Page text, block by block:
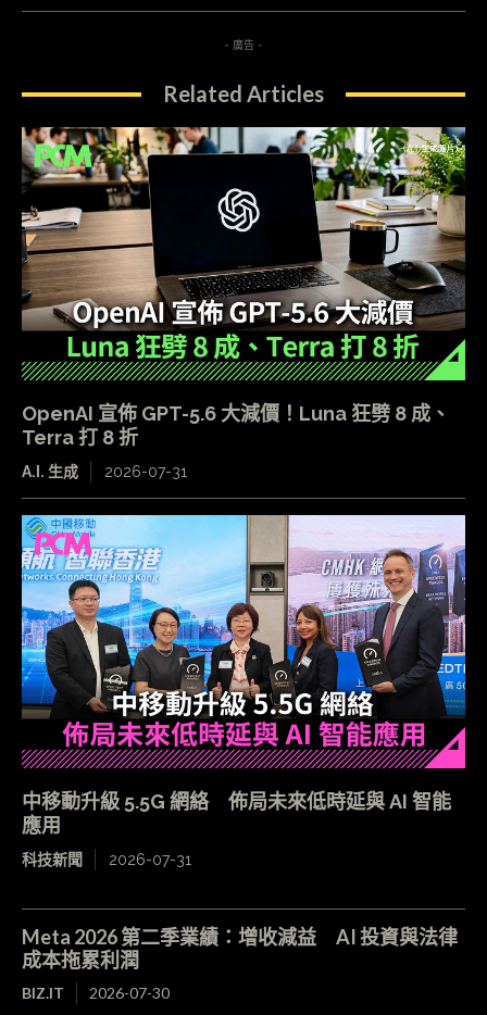
- 廣告 -
Related Articles
OpenAI 宣佈 GPT-5.6 大減價！Luna 狂劈 8 成、
Terra 打 8 折
A.I. 生成 2026-07-31
中移動升級 5.5G 網絡 佈局未來低時延與 AI 智能
應用
科技新聞 2026-07-31
Meta 2026 第二季業績：增收減益 AI 投資與法律
成本拖累利潤
BIZ.IT 2026-07-30